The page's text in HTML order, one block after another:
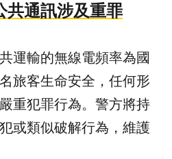
通訊涉及重罪
運輸的無線電頻率為國
旅客生命安全，任何形
重犯罪行為。警方將持
或類似破解行為，維護